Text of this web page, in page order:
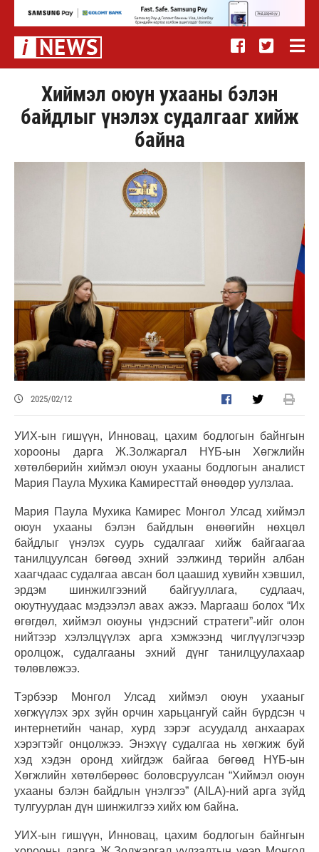
Хиймэл оюун ухааны бэлэн
байдлыг үнэлэх судалгааг хийж
байна
2025/02/12
УИХ-ын гишүүн, Инновац, цахим бодлогын байнгын
хорооны дарга Ж.Золжаргал НҮБ-ын Хөгжлийн
хөтөлбөрийн хиймэл оюун ухааны бодлогын аналист
Мария Паула Мухика Камиресттай өнөөдөр уулзлаа.
Мария Паула Мухика Камирес Монгол Улсад хиймэл
оюун ухааны бэлэн байдлын өнөөгийн нөхцөл
байдлыг үнэлэх суурь судалгааг хийж байгаагаа
танилцуулсан бөгөөд эхний ээлжинд төрийн албан
хаагчдаас судалгаа авсан бол цаашид хувийн хэвшил,
эрдэм шинжилгээний байгууллага, судлаач,
оюутнуудаас мэдээлэл авах ажээ. Маргааш болох “Их
өгөгдөл, хиймэл оюуны үндэсний стратеги”-ийг олон
нийтээр хэлэлцүүлэх арга хэмжээнд чиглүүлэгчээр
оролцож, судалгааны эхний дүнг танилцуулахаар
төлөвлөжээ.
Тэрбээр Монгол Улсад хиймэл оюун ухааныг
хөгжүүлэх эрх зүйн орчин харьцангуй сайн бүрдсэн ч
интернетийн чанар, хурд зэрэг асуудалд анхаарах
хэрэгтэйг онцолжээ. Энэхүү судалгаа нь хөгжиж буй
хэд хэдэн оронд хийгдэж байгаа бөгөөд НҮБ-ын
Хөгжлийн хөтөлбөрөөс боловсруулсан “Хиймэл оюун
ухааны бэлэн байдлын үнэлгээ” (AILA)-ний арга зүйд
тулгуурлан дүн шинжилгээ хийх юм байна.
УИХ-ын гишүүн, Инновац, цахим бодлогын байнгын